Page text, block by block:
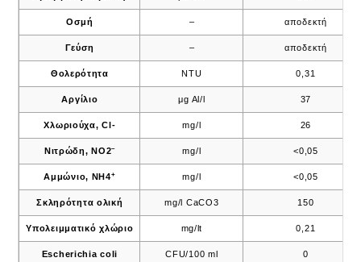
Οσμή – αποδεκτή
Γεύση – αποδεκτή
Θολερότητα NTU 0,31
Αργίλιο μg Al/l 37
Χλωριούχα, Cl- mg/l 26
Νιτρώδη, ΝΟ2– mg/l <0,05
Αμμώνιο, ΝΗ4+ mg/l <0,05
Σκληρότητα ολική mg/l CaCO3 150
Υπολειμματικό χλώριο mg/lt 0,21
Escherichia coli CFU/100 ml 0